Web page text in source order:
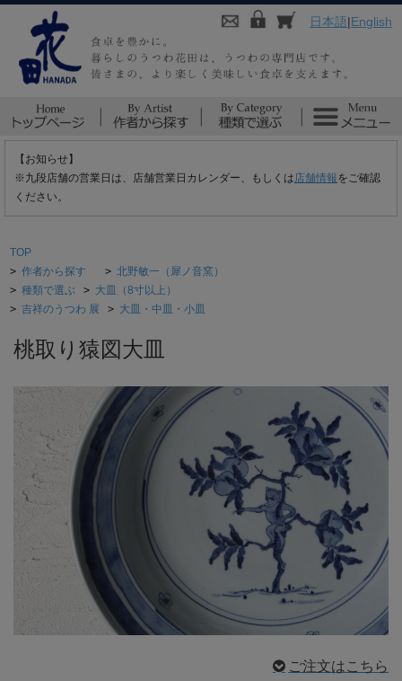
日本語|English
【お知らせ】
※九段店舗の営業日は、店舗営業日カレンダー、もしくは 店舗情報をご確認
ください。
TOP
> 作者から探す > 北野敏一（犀ノ音窯）
> 種類で選ぶ > 大皿（8寸以上）
> 吉祥のうつわ 展 > 大皿・中皿・小皿
桃取り猿図大皿
ご注文はこちら